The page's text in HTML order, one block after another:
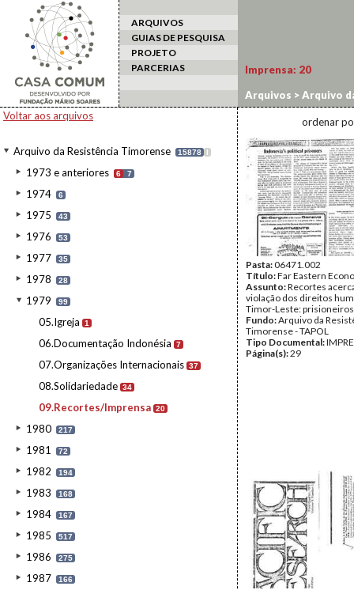
ARQUIVOS
GUIAS DE PESQUISA
PROJETO
PARCERIAS
Voltar aos arquivos
Arquivo da Resistência Timorense 15878 I
1973 e anteriores 6 7
1974 6
1975 43
1976 53
1977 35
1978 28
1979 99
05.Igreja 1
06.Documentação Indonésia 7
07.Organizações Internacionais 37
08.Solidariedade 34
09.Recortes/Imprensa 20
1980 217
1981 72
1982 194
1983 168
1984 167
1985 517
1986 275
1987 166
Imprensa: 20
Arquivos >Arquivo
ordenar
Pasta:06471.002
Título:Far Eastern
Assunto:Recortes
violação dos direitos
Timor-Leste:
Fundo:Arquivo da
Timorense - TAPOL
Tipo Documental:
Página(s):29